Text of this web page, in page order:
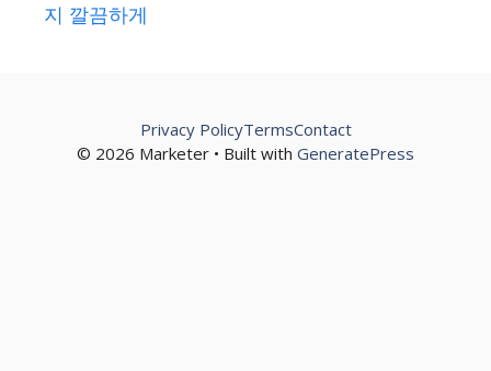
지 깔끔하게
© 2026 Marketer • Built with GeneratePress
Privacy PolicyTermsContact